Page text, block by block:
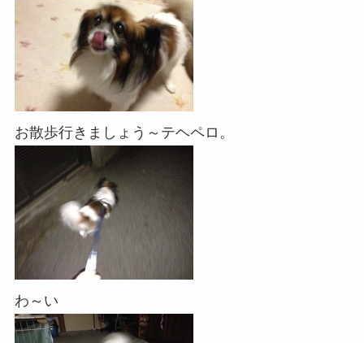
お散歩行きましょう～テヘペロ。
わ～い